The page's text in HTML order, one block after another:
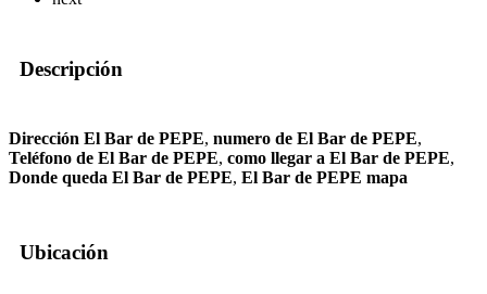
Descripción
Dirección El Bar de PEPE, numero de El Bar de PEPE,
Teléfono de El Bar de PEPE, como llegar a El Bar de PEPE,
Donde queda El Bar de PEPE, El Bar de PEPE mapa
Ubicación